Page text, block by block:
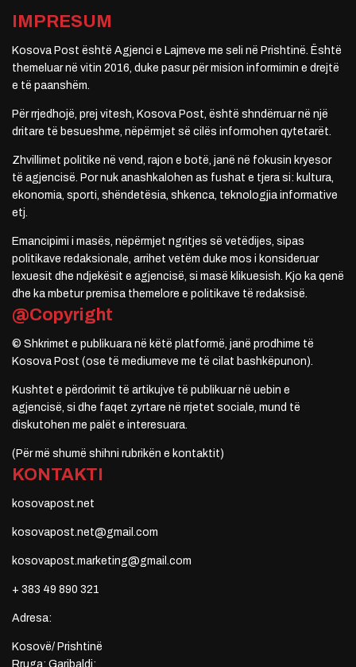
IMPRESUM
Kosova Post është Agjenci e Lajmeve me seli në Prishtinë. Është
themeluar në vitin 2016, duke pasur për mision informimin e drejtë
e të paanshëm.
Për rrjedhojë, prej vitesh, Kosova Post, është shndërruar në një
dritare të besueshme, nëpërmjet së cilës informohen qytetarët.
Zhvillimet politike në vend, rajon e botë, janë në fokusin kryesor
të agjencisë. Por nuk anashkalohen as fushat e tjera si: kultura,
ekonomia, sporti, shëndetësia, shkenca, teknologjia informative
etj.
Emancipimi i masës, nëpërmjet ngritjes së vetëdijes, sipas
politikave redaksionale, arrihet vetëm duke mos i konsideruar
lexuesit dhe ndjekësit e agjencisë, si masë klikuesish. Kjo ka qenë
dhe ka mbetur premisa themelore e politikave të redaksisë.
@Copyright
© Shkrimet e publikuara në këtë platformë, janë prodhime të
Kosova Post (ose të mediumeve me të cilat bashkëpunon).
Kushtet e përdorimit të artikujve të publikuar në uebin e
agjencisë, si dhe faqet zyrtare në rrjetet sociale, mund të
diskutohen me palët e interesuara.
(Për më shumë shihni rubrikën e kontaktit)
KONTAKTI
kosovapost.net
kosovapost.net@gmail.com
kosovapost.marketing@gmail.com
+ 383 49 890 321
Adresa:
Kosovë/ Prishtinë
Rruga: Garibaldi;